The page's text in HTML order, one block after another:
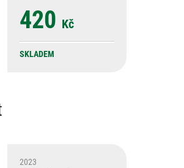
420 Kč
SKLADEM
2023